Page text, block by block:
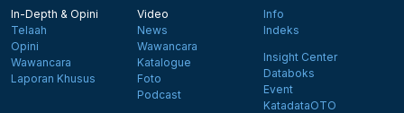
In-Depth & Opini
Telaah
Opini
Wawancara
Laporan Khusus
Video
News
Wawancara
Katalogue
Foto
Podcast
Info
Indeks
Insight Center
Databoks
Event
KatadataOTO